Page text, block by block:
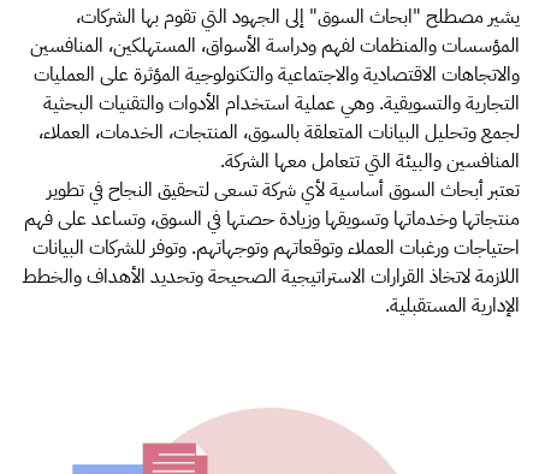
يشير مصطلح "ابحاث السوق" إلى الجهود التي تقوم بها الشركات،
المؤسسات والمنظمات لفهم ودراسة الأسواق، المستهلكين، المنافسين
والاتجاهات الاقتصادية والاجتماعية والتكنولوجية المؤثرة على العمليات
التجارية والتسويقية. وهي عملية استخدام الأدوات والتقنيات البحثية
لجمع وتحليل البيانات المتعلقة بالسوق، المنتجات، الخدمات، العملاء،
المنافسين والبيئة التي تتعامل معها الشركة.
تعتبر أبحاث السوق أساسية لأي شركة تسعى لتحقيق النجاح في تطوير
منتجاتها وخدماتها وتسويقها وزيادة حصتها في السوق، وتساعد على فهم
احتياجات ورغبات العملاء وتوقعاتهم وتوجهاتهم. وتوفر للشركات البيانات
اللازمة لاتخاذ القرارات الاستراتيجية الصحيحة وتحديد الأهداف والخطط
الإدارية المستقبلية.